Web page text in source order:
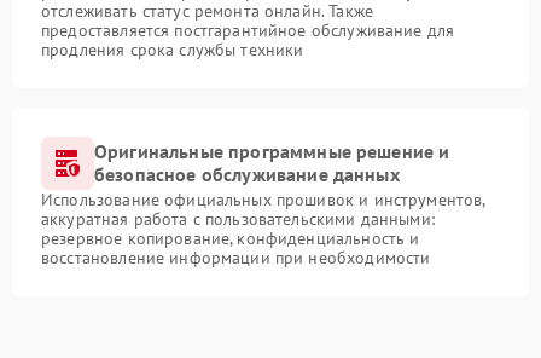
отслеживать статус ремонта онлайн. Также
предоставляется постгарантийное обслуживание для
продления срока службы техники
Оригинальные программные решение и
безопасное обслуживание данных
Использование официальных прошивок и инструментов,
аккуратная работа с пользовательскими данными:
резервное копирование, конфиденциальность и
восстановление информации при необходимости